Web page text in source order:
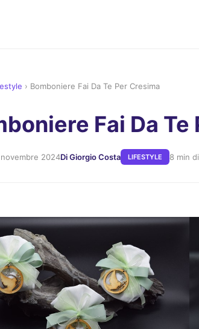
› Bomboniere Fai Da Te Per Cresima
Fai Da Te
2024Di Giorgio Costa LIFESTYLE 8 min